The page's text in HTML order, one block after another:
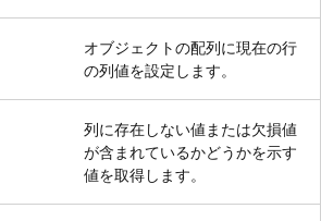
オブジェクトの配列に現在の行
の列値を設定します。
列に存在しない値または欠損値
が含まれているかどうかを示す
値を取得します。